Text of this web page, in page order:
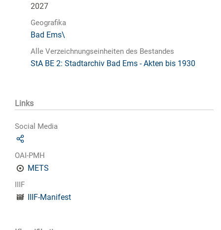
2027
Geografika
Bad Ems\
Alle Verzeichnungseinheiten des Bestandes
StA BE 2: Stadtarchiv Bad Ems - Akten bis 1930
Links
Social Media
OAI-PMH
METS
IIIF
IIIF-Manifest